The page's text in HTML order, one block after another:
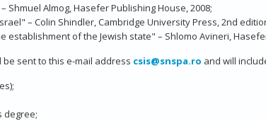
Shmuel Almog, Hasefer Publishing House, 2008;
– Colin Shindler, Cambridge University Press, 2nd
establishment of the Jewish state" – Shlomo Avineri,
sent to this e-mail address csis@snspa.ro and will
degree;